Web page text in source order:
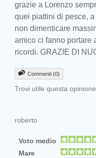
grazie a Lorenzo
quei piattini di pesce,
non dimenticare
amico ci fanno portare
ricordi. GRAZIE DI
Commenti (0)
Trovi utile questa
roberto
Voto medio
Mare